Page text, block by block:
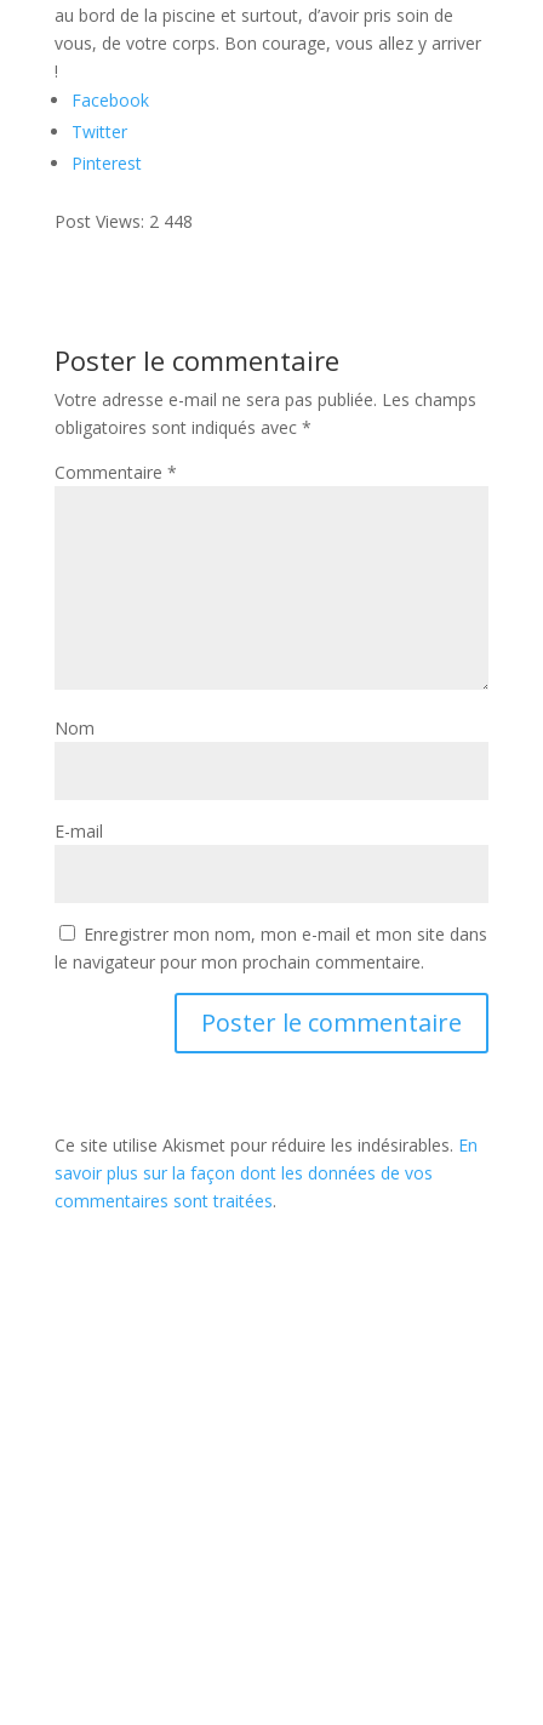
au bord de la piscine et surtout, d’avoir pris soin de
vous, de votre corps. Bon courage, vous allez y arriver
!
Facebook
Twitter
Pinterest
Post Views: 2 448
Poster le commentaire
Votre adresse e-mail ne sera pas publiée. Les champs
obligatoires sont indiqués avec *
Commentaire *
Nom
E-mail
Enregistrer mon nom, mon e-mail et mon site dans
le navigateur pour mon prochain commentaire.
Ce site utilise Akismet pour réduire les indésirables. En
savoir plus sur la façon dont les données de vos
commentaires sont traitées.